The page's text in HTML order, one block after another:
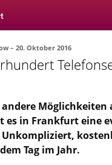
Autor_in
– 20. Oktober 2016
Möglichkeiten
es in Frankfurt eine
Unkompliziert,
Tag im Jahr.